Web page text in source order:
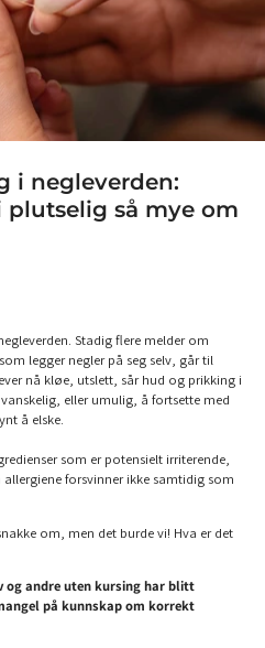
i negleverden:
plutselig så mye om
Stadig flere melder om
legger negler på seg selv, går til
nå kløe, utslett, sår hud og prikking i
eller umulig, å fortsette med
å elske.
som er potensielt irriterende,
forsvinner ikke samtidig som
om, men det burde vi! Hva er det
og andre uten kursing har blitt
på kunnskap om korrekt